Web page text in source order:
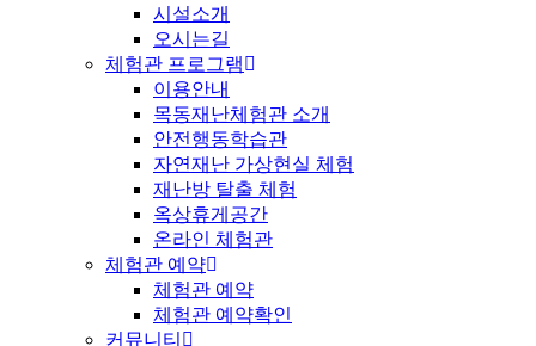
시설소개
오시는길
체험관 프로그램
이용안내
목동재난체험관 소개
안전행동학습관
자연재난 가상현실 체험
재난방 탈출 체험
옥상휴게공간
온라인 체험관
체험관 예약
체험관 예약
체험관 예약확인
커뮤니티